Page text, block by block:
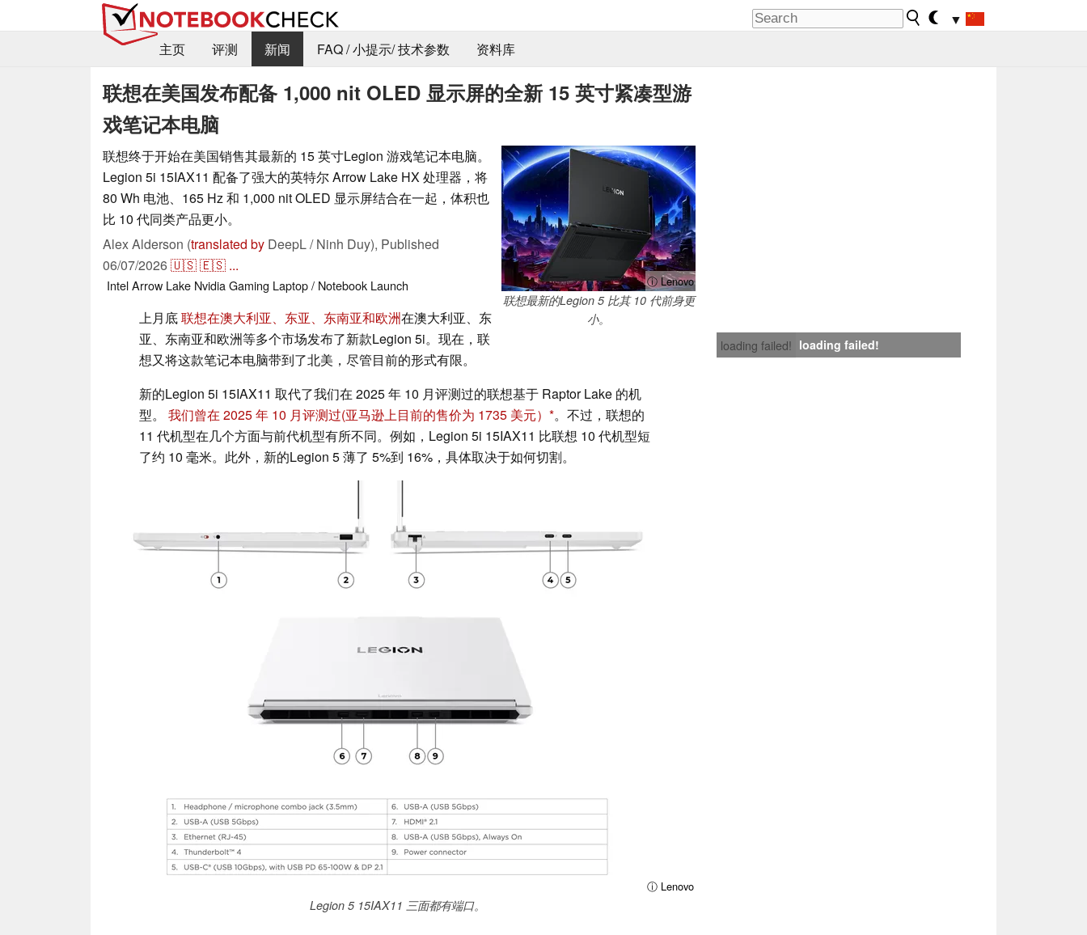
▼
主页
评测 新闻 FAQ / 小提示/ 技术参数 资料库
联想在美国发布配备 1,000 nit OLED 显示屏的全新 15 英寸紧凑型游
戏笔记本电脑
ⓘ Lenovo
联想最新的Legion 5 比其 10 代前身更
小。
联想终于开始在美国销售其最新的 15 英寸Legion 游戏笔记本电脑。
Legion 5i 15IAX11 配备了强大的英特尔 Arrow Lake HX 处理器，将
80 Wh 电池、165 Hz 和 1,000 nit OLED 显示屏结合在一起，体积也
比 10 代同类产品更小。
Alex Alderson (translated by DeepL / Ninh Duy), Published
06/07/2026🇺🇸🇪🇸 ...
IntelArrow Lake NvidiaGaming Laptop / Notebook Launch
loading failed! loading failed!
上月底联想在澳大利亚、东亚、东南亚和欧洲在澳大利亚、东
亚、东南亚和欧洲等多个市场发布了新款Legion 5i。现在，联
想又将这款笔记本电脑带到了北美，尽管目前的形式有限。
新的Legion 5i 15IAX11 取代了我们在 2025 年 10 月评测过的联想基于 Raptor Lake 的机
型。 我们曾在 2025 年 10 月评测过(亚马逊上目前的售价为 1735 美元）
。不过，联想的
11 代机型在几个方面与前代机型有所不同。例如，Legion 5i 15IAX11 比联想 10 代机型短
了约 10 毫米。此外，新的Legion 5 薄了 5%到 16%，具体取决于如何切割。
ⓘ Lenovo
Legion 5 15IAX11 三面都有端口。